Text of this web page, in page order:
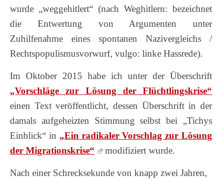
wurde „weggehitlert“ (nach Weghitlern: bezeichnet
die Entwertung von Argumenten unter
Zuhilfenahme eines spontanen Nazivergleichs /
Rechtspopulismusvorwurf, vulgo: linke Hassrede).
Im Oktober 2015 habe ich unter der Überschrift
„Vorschläge zur Lösung der Flüchtlingskrise“
einen Text veröffentlicht, dessen Überschrift in der
damals aufgeheizten Stimmung selbst bei „Tichys
Einblick“ in „Ein radikaler Vorschlag zur Lösung
der Migrationskrise“
modifiziert wurde.
Nach einer Schrecksekunde von knapp zwei Jahren,